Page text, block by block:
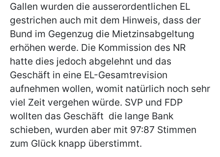
Gallen wurden die ausserordentlichen EL
gestrichen auch mit dem Hinweis, dass der
Bund im Gegenzug die Mietzinsabgeltung
erhöhen werde. Die Kommission des NR
hatte dies jedoch abgelehnt und das
Geschäft in eine EL-Gesamtrevision
aufnehmen wollen, womit natürlich noch sehr
viel Zeit vergehen würde. SVP und FDP
wollten das Geschäft die lange Bank
schieben, wurden aber mit 97:87 Stimmen
zum Glück knapp überstimmt.